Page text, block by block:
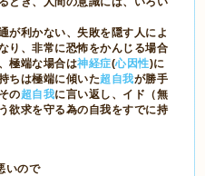
が利かない、失敗を隠す人によ
り、非常に恐怖をかんじる場合
極端な場合は神経症(心因性)に
ちは極端に傾いた超自我が勝手
の超自我に言い返し、イド（無
欲求を守る為の自我をすでに持
いので